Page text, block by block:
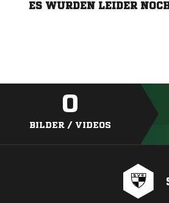
ES WURDEN LEIDER
0
BILDER / VIDEOS